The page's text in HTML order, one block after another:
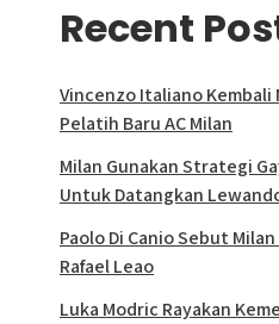
Recent
Vincenzo Italiano Kembali
Pelatih Baru AC Milan
Milan Gunakan Strategi
Untuk Datangkan
Paolo Di Canio Sebut
Rafael Leao
Luka Modric Rayakan